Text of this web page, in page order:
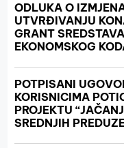
ODLUKA O
UTVRĐIVANJU
GRANT
EKONOMSKOG
POTPISANI
KORISNICIMA
PROJEKTU
SREDNJIH